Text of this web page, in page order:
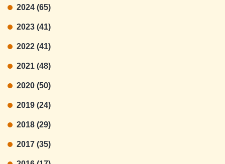
2024 (65)
2023 (41)
2022 (41)
2021 (48)
2020 (50)
2019 (24)
2018 (29)
2017 (35)